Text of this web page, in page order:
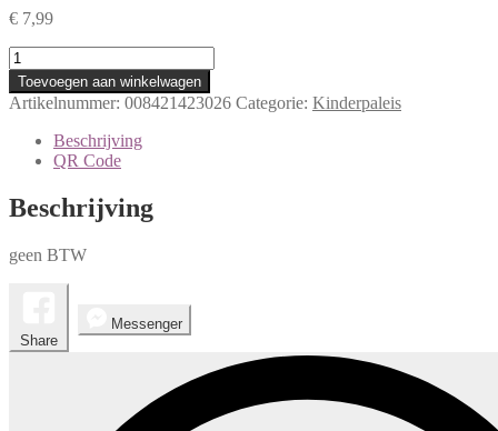
€ 7,99
Kinderpaleis
-
Beanie
hond
dalmatier
Spencer
[Kassa
only]
aantal
Toevoegen aan winkelwagen
Artikelnummer: 008421423026 Categorie: Kinderpaleis
Beschrijving
QR Code
Beschrijving
geen BTW
Share
Messenger